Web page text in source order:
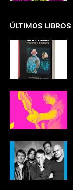
ÚLTIMOS LIBROS